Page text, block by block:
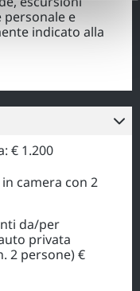
e
indicato alla
€ 1.200
camera con 2
da/per
privata
2 persone) €